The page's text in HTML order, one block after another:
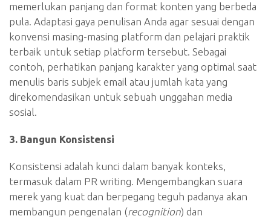
memerlukan panjang dan format konten yang berbeda
pula. Adaptasi gaya penulisan Anda agar sesuai dengan
konvensi masing-masing platform dan pelajari praktik
terbaik untuk setiap platform tersebut. Sebagai
contoh, perhatikan panjang karakter yang optimal saat
menulis baris subjek email atau jumlah kata yang
direkomendasikan untuk sebuah unggahan media
sosial.
3. Bangun Konsistensi
Konsistensi adalah kunci dalam banyak konteks,
termasuk dalam PR writing. Mengembangkan suara
merek yang kuat dan berpegang teguh padanya akan
membangun pengenalan (recognition) dan